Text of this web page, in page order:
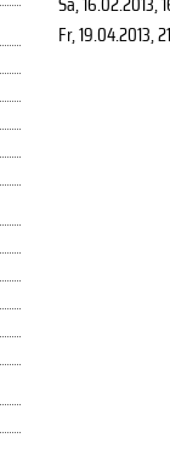
Fr, 19.04.2013,